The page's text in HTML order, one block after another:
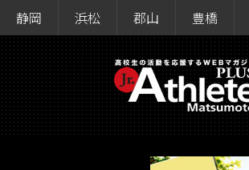
静岡 浜松 郡山 豊橋